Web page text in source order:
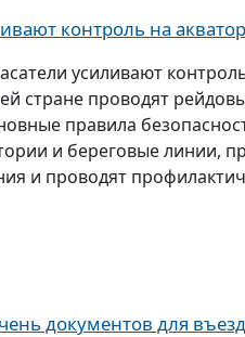
контроль на
усиливают
стране проводят
правила
и береговые линии,
и проводят
документов для